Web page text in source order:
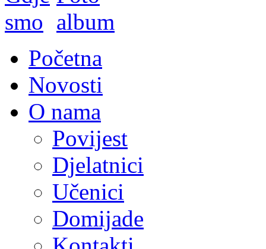
Početna
Novosti
O nama
Povijest
Djelatnici
Učenici
Domijade